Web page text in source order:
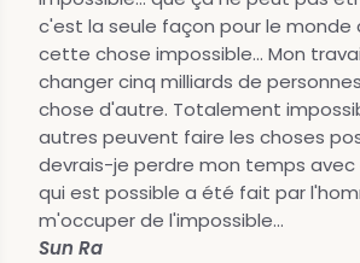
c'est la seule façon pour le monde
cette chose impossible... Mon
changer cinq milliards de
chose d'autre. Totalement
autres peuvent faire les choses
devrais-je perdre mon temps avec
qui est possible a été fait par
m'occuper de l'impossible...
Sun Ra